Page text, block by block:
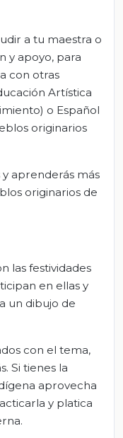
a tu maestra o
y apoyo, para
con otras
Artística
o Español
originarios
y aprenderás más
originarios de
las festividades
en ellas y
un dibujo de
con el tema,
Si tienes la
aprovecha
y platica